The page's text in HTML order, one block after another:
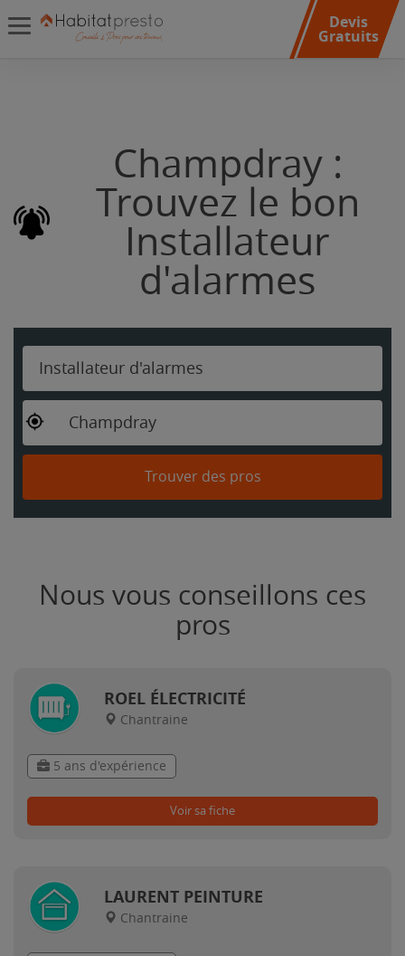
Devis
Gratuits
Champdray :
Trouvez le bon
Installateur
d'alarmes
Installateur d'alarmes
Champdray
Trouver des pros
Nous vous conseillons ces
pros
ROEL ÉLECTRICITÉ
Chantraine
5 ans d'expérience
Voir sa fiche
LAURENT PEINTURE
Chantraine